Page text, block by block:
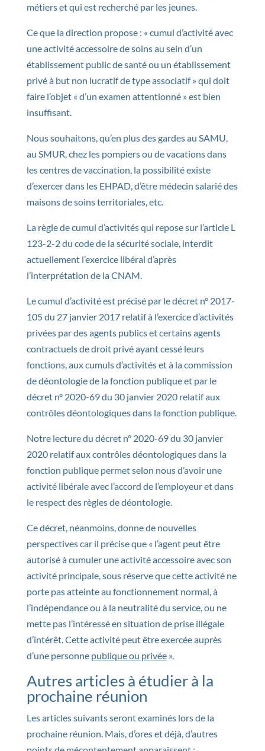
métiers et qui est recherché par les jeunes.
Ce que la direction propose : « cumul d’activité avec
une activité accessoire de soins au sein d’un
établissement public de santé ou un établissement
privé à but non lucratif de type associatif » qui doit
faire l’objet « d’un examen attentionné » est bien
insuffisant.
Nous souhaitons, qu’en plus des gardes au SAMU,
au SMUR, chez les pompiers ou de vacations dans
les centres de vaccination, la possibilité existe
d’exercer dans les EHPAD, d’être médecin salarié des
maisons de soins territoriales, etc.
La règle de cumul d’activités qui repose sur l’article L
123-2-2 du code de la sécurité sociale, interdit
actuellement l’exercice libéral d’après
l’interprétation de la CNAM.
Le cumul d’activité est précisé par le décret n° 2017-
105 du 27 janvier 2017 relatif à l’exercice d’activités
privées par des agents publics et certains agents
contractuels de droit privé ayant cessé leurs
fonctions, aux cumuls d’activités et à la commission
de déontologie de la fonction publique et par le
décret n° 2020-69 du 30 janvier 2020 relatif aux
contrôles déontologiques dans la fonction publique.
Notre lecture du décret n° 2020-69 du 30 janvier
2020 relatif aux contrôles déontologiques dans la
fonction publique permet selon nous d’avoir une
activité libérale avec l’accord de l’employeur et dans
le respect des règles de déontologie.
Ce décret, néanmoins, donne de nouvelles
perspectives car il précise que « l’agent peut être
autorisé à cumuler une activité accessoire avec son
activité principale, sous réserve que cette activité ne
porte pas atteinte au fonctionnement normal, à
l’indépendance ou à la neutralité du service, ou ne
mette pas l’intéressé en situation de prise illégale
d’intérêt. Cette activité peut être exercée auprès
d’une personne publique ou privée».
Autres articles à étudier à la
prochaine réunion
Les articles suivants seront examinés lors de la
prochaine réunion. Mais, d’ores et déjà, d’autres